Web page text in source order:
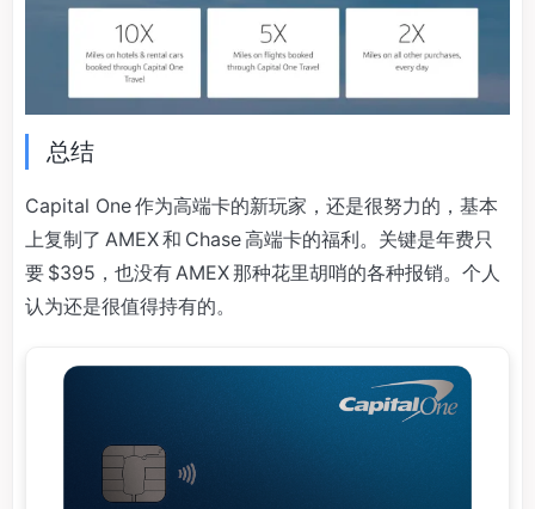
总结
Capital One 作为高端卡的新玩家，还是很努力的，基本
上复制了 AMEX 和 Chase 高端卡的福利。关键是年费只
要 $395，也没有 AMEX 那种花里胡哨的各种报销。个人
认为还是很值得持有的。